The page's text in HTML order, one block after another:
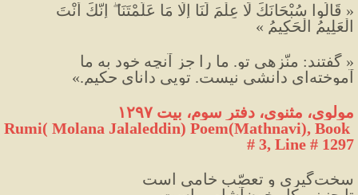
« قَالُوا سُبْحَانَكَ لَا عِلْمَ لَنَا إِلَّا مَا عَلَّمْتَنَا ۖ إِنَّكَ أَنْتَ
الْعَلِيمُ الْحَكِيمُ »
« گفتند: منّزهى تو. ما را جز آنچه خود به ما
آموخته‌اى دانشى نيست. تويى داناى حكيم.»
مولوی، مثنوی، دفتر سوم، بیت ۱۲۹۷
Rumi( Molana Jalaleddin) Poem(Mathnavi), Book
# 3, Line # 1297
سخت‌گیری و تعصّب خامی است